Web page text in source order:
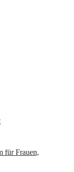
für Frauen,